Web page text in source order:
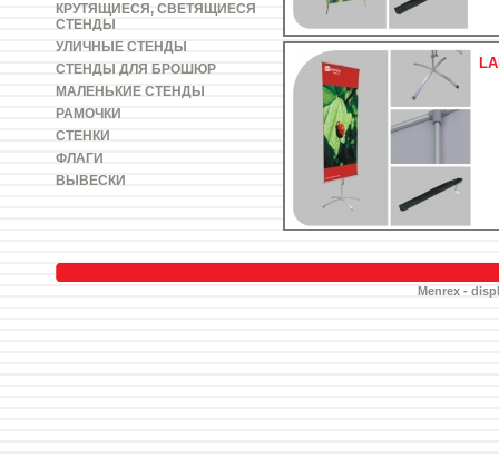
КРУТЯЩИЕСЯ, СВЕТЯЩИЕСЯ
СТЕНДЫ
УЛИЧНЫЕ СТЕНДЫ
СТЕНДЫ ДЛЯ БРОШЮР
МАЛЕНЬКИЕ СТЕНДЫ
РАМОЧКИ
СТЕНКИ
ФЛАГИ
ВЫВЕСКИ
Menrex -